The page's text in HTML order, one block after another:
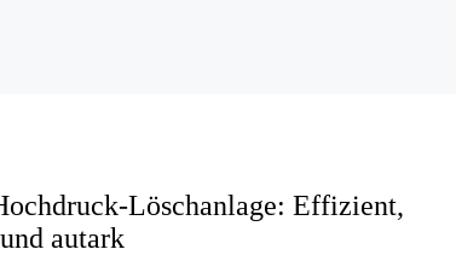
Löschanlage: Effizient,
autark